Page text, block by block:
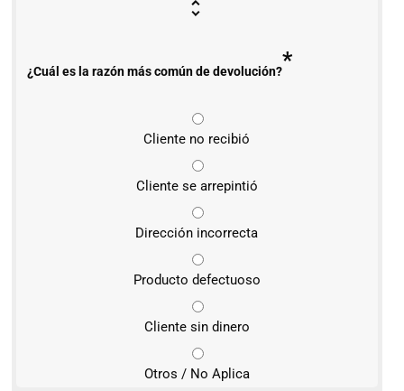
¿Cuál es la razón más común de devolución?*
Cliente no recibió
Cliente se arrepintió
Dirección incorrecta
Producto defectuoso
Cliente sin dinero
Otros / No Aplica